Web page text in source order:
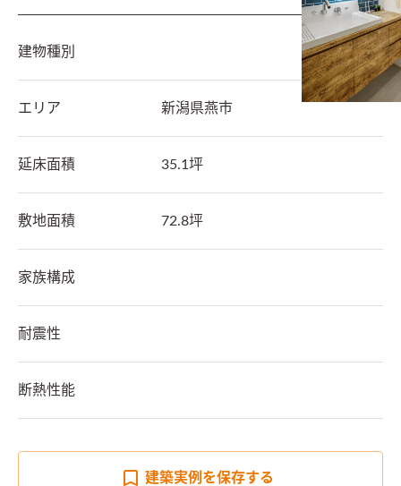
建物種別
エリア 新潟県燕市
延床面積 35.1坪
敷地面積 72.8坪
家族構成
耐震性
断熱性能
建築実例を保存する